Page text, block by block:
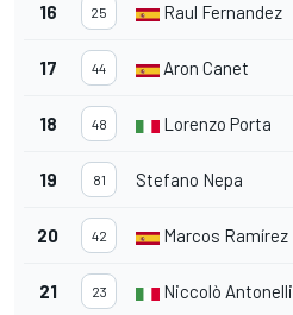
16 25 Raul Fernandez
17 44 Aron Canet
18 48 Lorenzo Porta
19 81 Stefano Nepa
20 42 Marcos Ramírez
21 23 Niccolò Antonelli